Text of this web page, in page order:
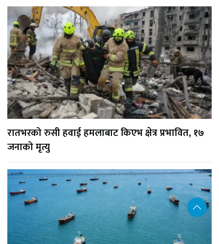
रातभरको रुसी हवाई हमलाबाट किएभ क्षेत्र प्रभावित, १७
जनाको मृत्यु